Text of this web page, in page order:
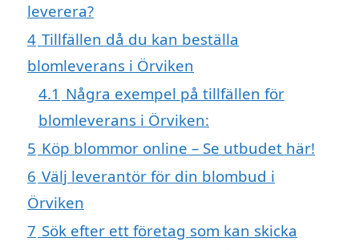
leverera?
4 Tillfällen då du kan beställa
blomleverans i Örviken
4.1 Några exempel på tillfällen för
blomleverans i Örviken:
5 Köp blommor online – Se utbudet här!
6 Välj leverantör för din blombud i
Örviken
7 Sök efter ett företag som kan skicka